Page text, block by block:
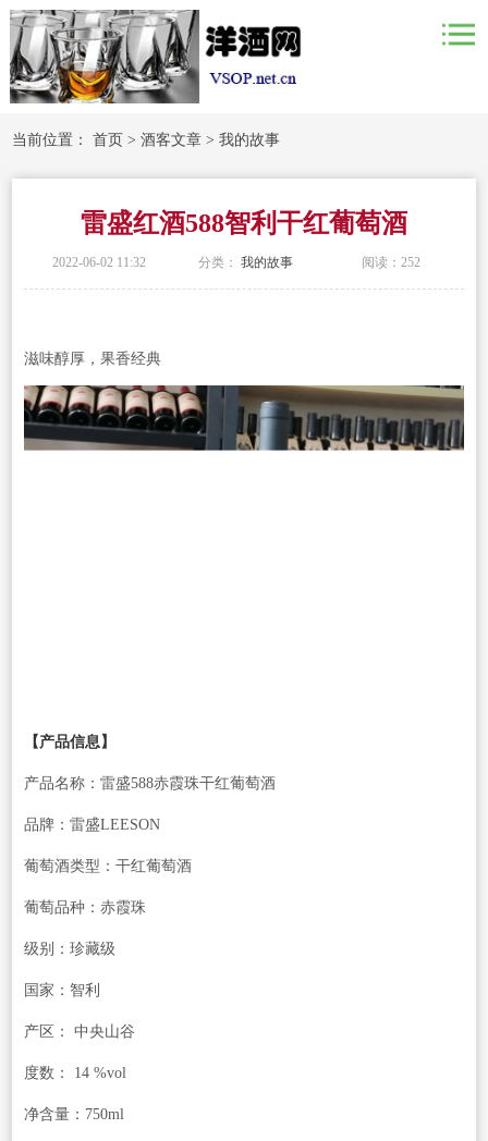
当前位置：首页 >酒客文章 >我的故事
雷盛红酒588智利干红葡萄酒
2022-06-02 11:32 分类：我的故事 阅读：252
滋味醇厚，果香经典
【产品信息】
产品名称：雷盛588赤霞珠干红葡萄酒
品牌：雷盛LEESON
葡萄酒类型：干红葡萄酒
葡萄品种：赤霞珠
级别：珍藏级
国家：智利
产区： 中央山谷
度数： 14 %vol
净含量：750ml